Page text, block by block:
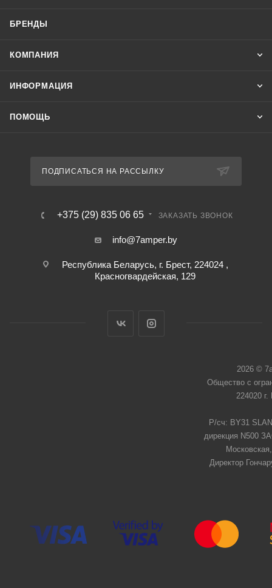
БРЕНДЫ
КОМПАНИЯ
ИНФОРМАЦИЯ
ПОМОЩЬ
ПОДПИСАТЬСЯ НА РАССЫЛКУ
+375 (29) 835 06 65 ЗАКАЗАТЬ ЗВОНОК
info@7amper.by
Республика Беларусь, г. Брест, 224024 ,
Красногвардейская, 129
2026 ©
Общество с
224020
Р/сч: BY31
дирекция N500
Директор